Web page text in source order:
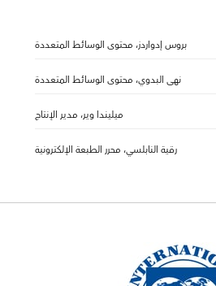
بروس إدواردز، محتوى الوسائط المتعددة
نهى البدوي، محتوى الوسائط المتعددة
ميليندا وير، مدير الإنتاج
رقية النابلسي، محرر الطبعة الإلكترونية